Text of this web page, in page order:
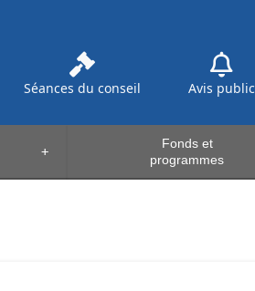
Séances du conseil Avis public
+
Fonds et
programmes